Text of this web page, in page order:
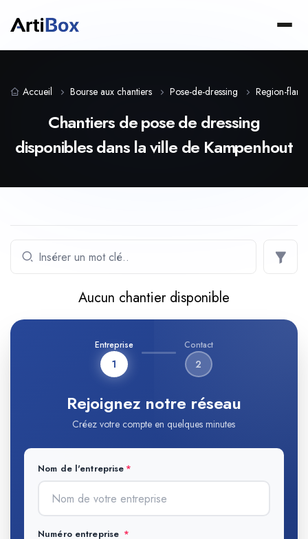
Accueil Bourse aux chantiers Pose-de-dressing Region-
Chantiers de pose de dressing
disponibles dans la ville de Kampenhout
Aucun chantier disponible
Entreprise
1
Contact
2
Rejoignez notre réseau
Créez votre compte en quelques minutes
Nom de l'entreprise
Numéro entreprise